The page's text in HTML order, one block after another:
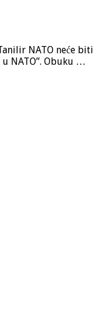
NATO neće biti
NATO”. Obuku …